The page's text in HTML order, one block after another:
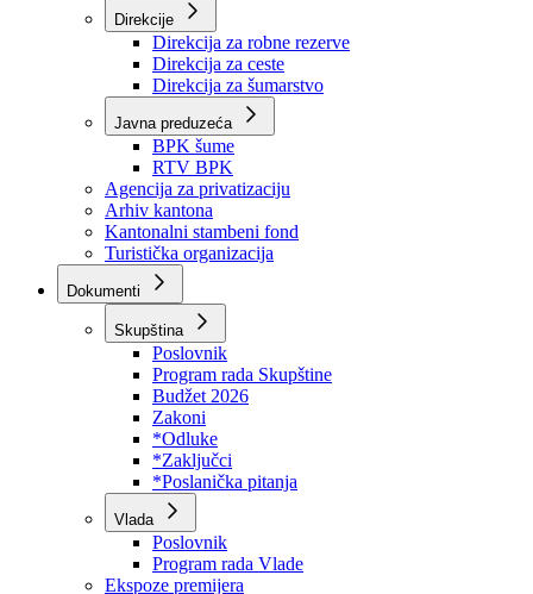
Kantonalna uprava za inspekcijske poslove
Kantonalna uprava civilne zaštite
Direkcije
Direkcija za robne rezerve
Direkcija za ceste
Direkcija za šumarstvo
Javna preduzeća
BPK šume
RTV BPK
Agencija za privatizaciju
Arhiv kantona
Kantonalni stambeni fond
Turistička organizacija
Dokumenti
Skupština
Poslovnik
Program rada Skupštine
Budžet 2026
Zakoni
*Odluke
*Zaključci
*Poslanička pitanja
Vlada